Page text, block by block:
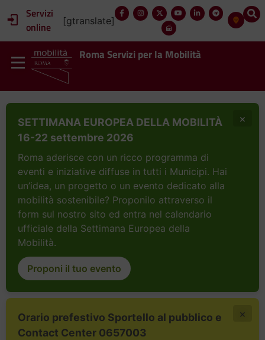
Servizi
online
[gtranslate]
Roma Servizi per la Mobilità
SETTIMANA EUROPEA DELLA MOBILITÀ
16-22 settembre 2026
Roma aderisce con un ricco programma di
eventi e iniziative diffuse in tutti i Municipi. Hai
un’idea, un progetto o un evento dedicato alla
mobilità sostenibile? Proponilo attraverso il
form sul nostro sito ed entra nel calendario
ufficiale della Settimana Europea della
Mobilità.
Proponi il tuo evento
×
Orario prefestivo Sportello al pubblico e
Contact Center 0657003
×